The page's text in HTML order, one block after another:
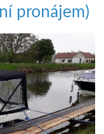
pronájem)